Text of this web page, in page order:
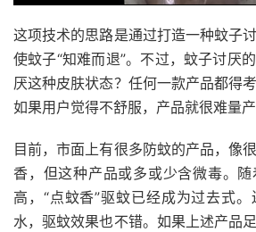
这项技术的思路是通过打造一种蚊子
使蚊子“知难而退”。不过，蚊子讨厌
厌这种皮肤状态？任何一款产品都得
如果用户觉得不舒服，产品就很难量产
目前，市面上有很多防蚊的产品，像
香，但这种产品或多或少含微毒。
高，“点蚊香”驱蚊已经成为过去式
水，驱蚊效果也不错。如果上述产品